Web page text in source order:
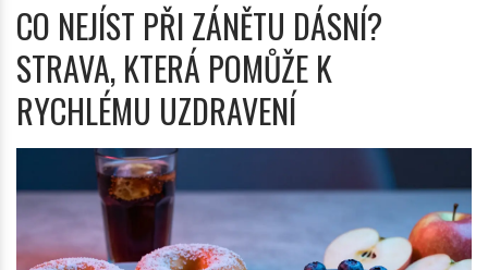
CO NEJÍST PŘI ZÁNĚTU DÁSNÍ?
STRAVA, KTERÁ POMŮŽE K
RYCHLÉMU UZDRAVENÍ